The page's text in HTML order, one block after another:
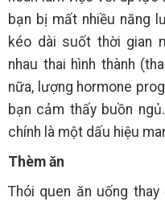
bạn bị mất nhiều năng
kéo dài suốt thời gian
nhau thai hình thành
nữa, lượng hormone
bạn cảm thấy buồn
chính là một dấu hiệu
Thèm ăn
Thói quen ăn uống